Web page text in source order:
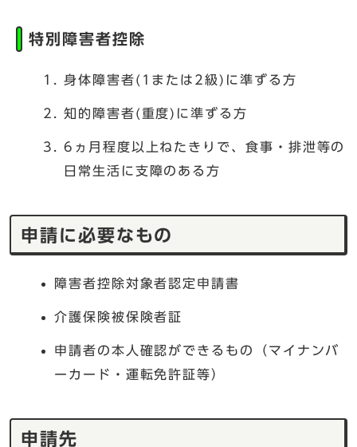
特別障害者控除
身体障害者(1または2級)に準ずる方
知的障害者(重度)に準ずる方
6ヵ月程度以上ねたきりで、食事・排泄等の
日常生活に支障のある方
申請に必要なもの
障害者控除対象者認定申請書
介護保険被保険者証
申請者の本人確認ができるもの（マイナンバ
ーカード・運転免許証等）
申請先